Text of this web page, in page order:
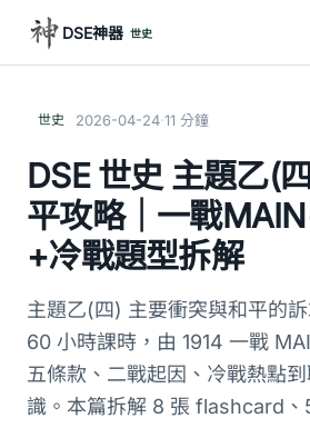
DSE神器 世史
世史 2026-04-24·11 分鐘
DSE 世史 主題乙(
平攻略｜一戰
+冷戰題型拆解
主題乙(四) 主要衝突與和平的
60 小時課時，由 1914 一戰
五條款、二戰起因、冷戰熱點
識。本篇拆解 8 張 flashcard